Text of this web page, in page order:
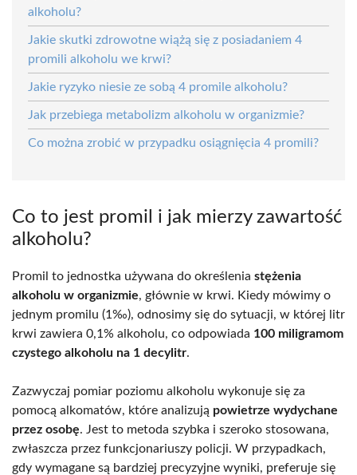
alkoholu?
Jakie skutki zdrowotne wiążą się z posiadaniem 4
promili alkoholu we krwi?
Jakie ryzyko niesie ze sobą 4 promile alkoholu?
Jak przebiega metabolizm alkoholu w organizmie?
Co można zrobić w przypadku osiągnięcia 4 promili?
Co to jest promil i jak mierzy zawartość
alkoholu?
Promil to jednostka używana do określenia stężenia
alkoholu w organizmie, głównie w krwi. Kiedy mówimy o
jednym promilu (1‰), odnosimy się do sytuacji, w której litr
krwi zawiera 0,1% alkoholu, co odpowiada 100 miligramom
czystego alkoholu na 1 decylitr.
Zazwyczaj pomiar poziomu alkoholu wykonuje się za
pomocą alkomatów, które analizują powietrze wydychane
przez osobę. Jest to metoda szybka i szeroko stosowana,
zwłaszcza przez funkcjonariuszy policji. W przypadkach,
gdy wymagane są bardziej precyzyjne wyniki, preferuje się